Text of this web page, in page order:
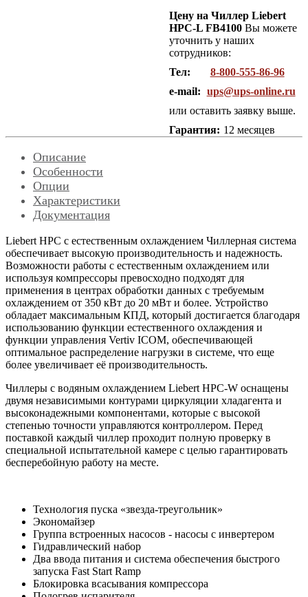
Цену на Чиллер Liebert
HPC-L FB4100 Вы можете
уточнить у наших
сотрудников:
Тел:
8-800-555-86-96
e-mail: ups@ups-online.ru
или оставить заявку выше.
Гарантия: 12 месяцев
Описание
Особенности
Опции
Характеристики
Документация
Liebert HPС с естественным охлаждением Чиллерная система
обеспечивает высокую производительность и надежность.
Возможности работы с естественным охлаждением или
используя компрессоры превосходно подходят для
применения в центрах обработки данных с требуемым
охлаждением от 350 кВт до 20 мВт и более. Устройство
обладает максимальным КПД, который достигается благодаря
использованию функции естественного охлаждения и
функции управления Vertiv ICOM, обеспечивающей
оптимальное распределение нагрузки в системе, что еще
более увеличивает её производительность.
Чиллеры с водяным охлаждением Liebert HPC-W оснащены
двумя независимыми контурами циркуляции хладагента и
высоконадежными компонентами, которые с высокой
степенью точности управляются контроллером. Перед
поставкой каждый чиллер проходит полную проверку в
специальной испытательной камере с целью гарантировать
бесперебойную работу на месте.
Технология пуска «звезда-треугольник»
Экономайзер
Группа встроенных насосов - насосы с инвертером
Гидравлический набор
Два ввода питания и система обеспечения быстрого
запуска Fast Start Ramp
Блокировка всасывания компрессора